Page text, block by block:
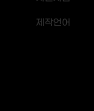
제작언어